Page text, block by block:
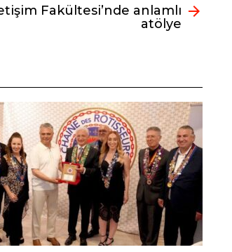
Fakültesi’nde anlamlı
atölye